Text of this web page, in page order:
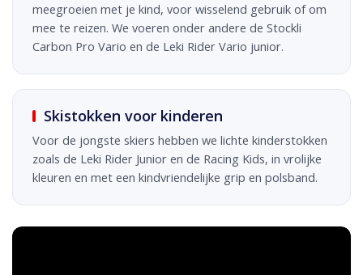
meegroeien met je kind, voor wisselend gebruik of om
mee te reizen. We voeren onder andere de Stockli
Carbon Pro Vario en de Leki Rider Vario junior.
Skistokken voor kinderen
Voor de jongste skiers hebben we lichte kinderstokken
zoals de Leki Rider Junior en de Racing Kids, in vrolijke
kleuren en met een kindvriendelijke grip en polsband.